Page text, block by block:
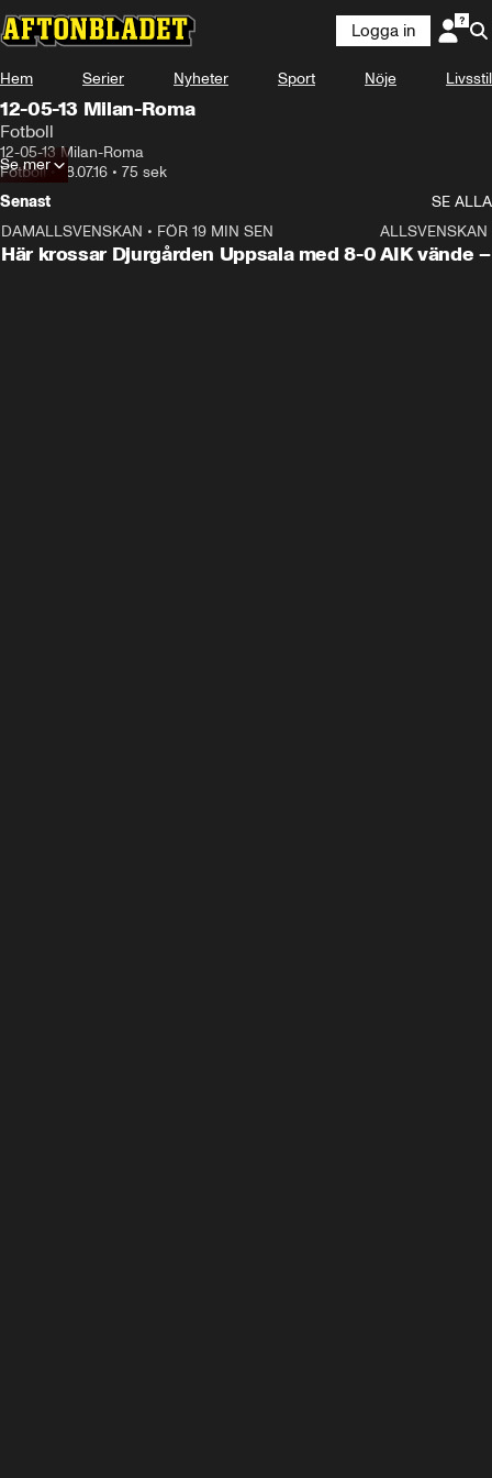
Logga in
Hem Serier Nyheter Sport Nöje Livsstil
12-05-13 Milan-Roma
Fotboll
12-05-13 Milan-Roma
Fotboll•18.07.16 • 75 sek
Se mer
Senast
SE ALLA
DAMALLSVENSKAN • FÖR 19 MIN SEN
Här krossar Djurgården Uppsala med 8-0
ALLSVENSKAN
AIK vände